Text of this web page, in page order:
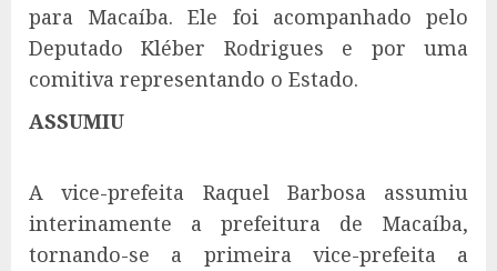
para Macaíba. Ele foi acompanhado pelo
Deputado Kléber Rodrigues e por uma
comitiva representando o Estado.
ASSUMIU
A vice-prefeita Raquel Barbosa assumiu
interinamente a prefeitura de Macaíba,
tornando-se a primeira vice-prefeita a